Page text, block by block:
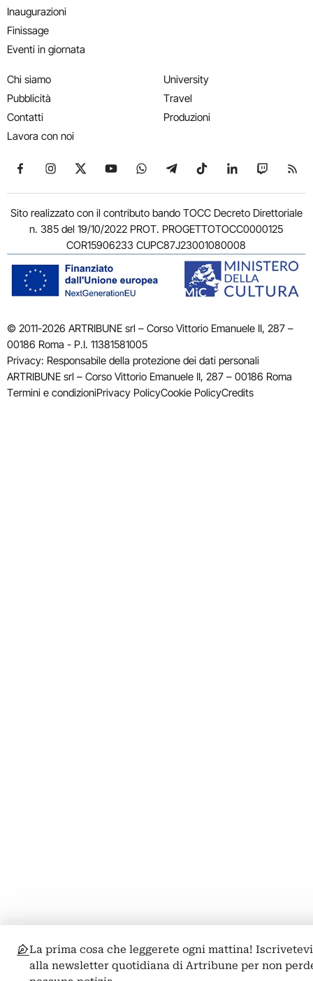
Inaugurazioni
Finissage
Eventi in giornata
Chi siamo
Pubblicità
Contatti
Lavora con noi
University
Travel
Produzioni
Seguici su Facebook
Seguici su Instagram
Seguici su X
Seguici su YouTube
Seguici su WhatsApp
Seguici su Telegram
Seguici su TikTok
Seguici su
Seguici
Sito realizzato con il contributo bando TOCC Decreto Direttoriale
n. 385 del 19/10/2022 PROT. PROGETTOTOCC0000125
COR15906233 CUPC87J23001080008
© 2011-2026 ARTRIBUNE srl – Corso Vittorio Emanuele II, 287 –
00186 Roma - P.I. 11381581005
Privacy: Responsabile della protezione dei dati personali
ARTRIBUNE srl – Corso Vittorio Emanuele II, 287 – 00186 Roma
Termini e condizioniPrivacy PolicyCookie PolicyCredits
La prima cosa che leggerete ogni mattina! Iscrivetevi
alla newsletter quotidiana di Artribune per non